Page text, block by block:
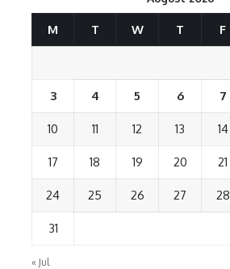
M T W T F
3 4 5 6 7
10 11 12 13 14
17 18 19 20 21
24 25 26 27 28
31
« Jul